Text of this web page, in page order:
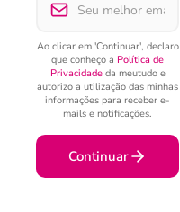
Ao clicar em 'Continuar', declaro
que conheço a Política de
Privacidadeda meutudo e
autorizo a utilização das minhas
informações para receber e-
mails e notificações.
Continuar